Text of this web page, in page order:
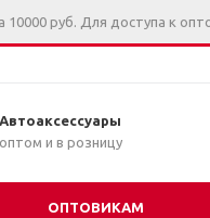
10000 руб. Для доступа к
Автоаксессуары
оптом и в розницу
ОПТОВИКАМ